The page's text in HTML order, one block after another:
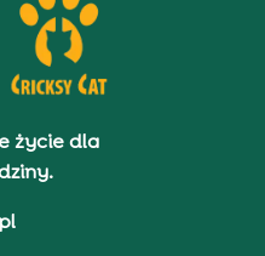
życie dla